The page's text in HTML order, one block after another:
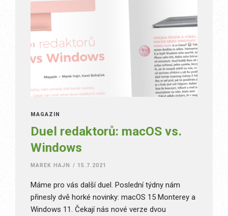
MAGAZÍN
Duel redaktorů: macOS vs.
Windows
MAREK HAJN / 15.7.2021
Máme pro vás další duel. Poslední týdny nám
přinesly dvě horké novinky: macOS 15 Monterey a
Windows 11. Čekají nás nové verze dvou